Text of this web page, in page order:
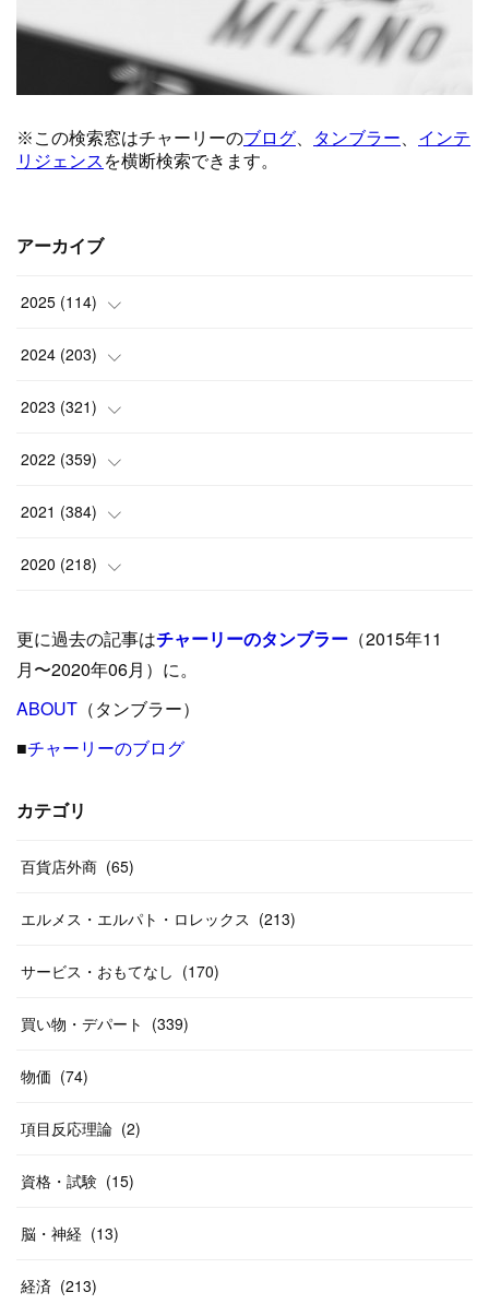
アーカイブ
2025 (114)
(1)
(8)
(6)
(9 )
(15
(24)
(8 )
(17
12
2024 (203)
(24)
(10)
(18)
(17)
(12)
(19)
(13
(14)
2023 (321)
(25)
(17)
(35)
)
(26)
27)
(29
(24)
2022 (359)
(42)
(37)
(31)
(31)
31
(26
(20)
(14
2021 (384)
(9)
(39)
( 23)
40
(55
(38)
(20
(31
58)
2020 (218)
(24)
( 42)
(33
(46)
(20
更に過去の記事はチャーリーのタンブラー （2015年11
月〜2020年06月）に。
ABOUT （タンブラー）
■チャーリーのブログ
カテゴリ
百貨店外商 (65)
エルメス・エルパト・ロレックス (213)
サービス・おもてなし (170)
買い物・デパート (339)
物価 (74)
項目反応理論 (2)
資格・試験 (15)
脳・神経 (13)
経済 (213)